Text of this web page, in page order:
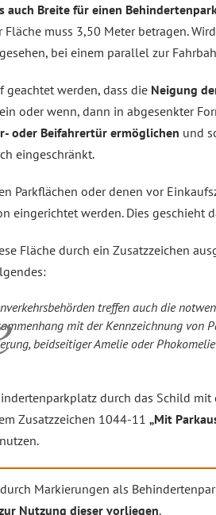
auch Breite für einen
muss 3,50 Meter betragen.
bei einem parallel zur
geachtet werden, dass die Neigung
oder wenn, dann in abgesenkter
oder Beifahrertür ermöglichen und
eingeschränkt.
Parkflächen oder denen vor
eingerichtet werden. Dies geschieht
Fläche durch ein Zusatzzeichen
treffen auch die
mit der Kennzeichnung von
beidseitiger Amelie oder
durch das Schild
Zusatzzeichen 1044-11 „Mit
Markierungen als
Nutzung dieser vorliegen.